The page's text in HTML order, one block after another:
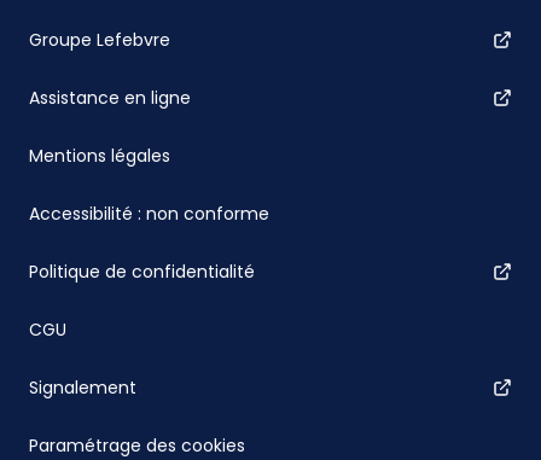
Groupe Lefebvre
Assistance en ligne
Mentions légales
Accessibilité : non conforme
Politique de confidentialité
CGU
Signalement
Paramétrage des cookies